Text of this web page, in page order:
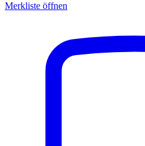
Merkliste öffnen